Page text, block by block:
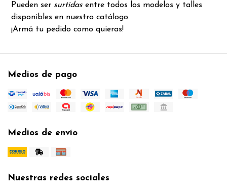
Pueden ser surtidasentre todos los modelos y talles
disponibles en nuestro catálogo.
¡Armá tu pedido como quieras!
Medios de pago
Medios de envío
Nuestras redes sociales